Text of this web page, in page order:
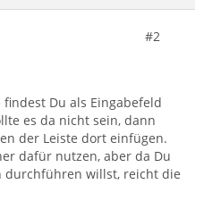
#2
Du als Eingabefeld
es da nicht sein, dann
der Leiste dort einfügen.
dafür nutzen, aber da Du
durchführen willst, reicht die